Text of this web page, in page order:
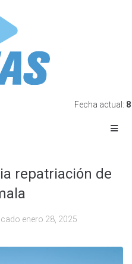
Fecha actual:
repatriación de
enero 28, 2025